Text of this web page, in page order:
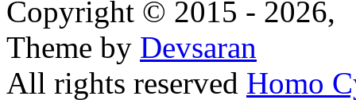
Copyright © 2015 - 2026,
Theme by Devsaran
All rights reserved Homo